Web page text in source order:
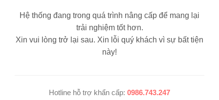
Hệ thống đang trong quá trình nâng cấp để mang lại
trải nghiệm tốt hơn.
Xin vui lòng trở lại sau. Xin lỗi quý khách vì sự bất tiện
này!
Hotline hỗ trợ khẩn cấp: 0986.743.247